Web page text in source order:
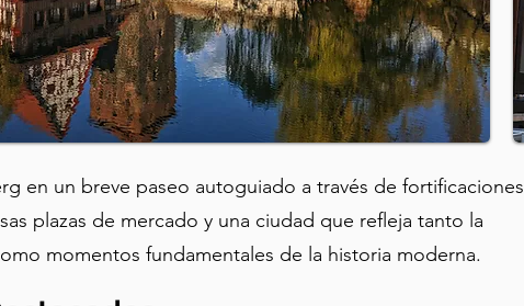
en un breve paseo autoguiado a través de fortificaciones
plazas de mercado y una ciudad que refleja tanto la
momentos fundamentales de la historia moderna.